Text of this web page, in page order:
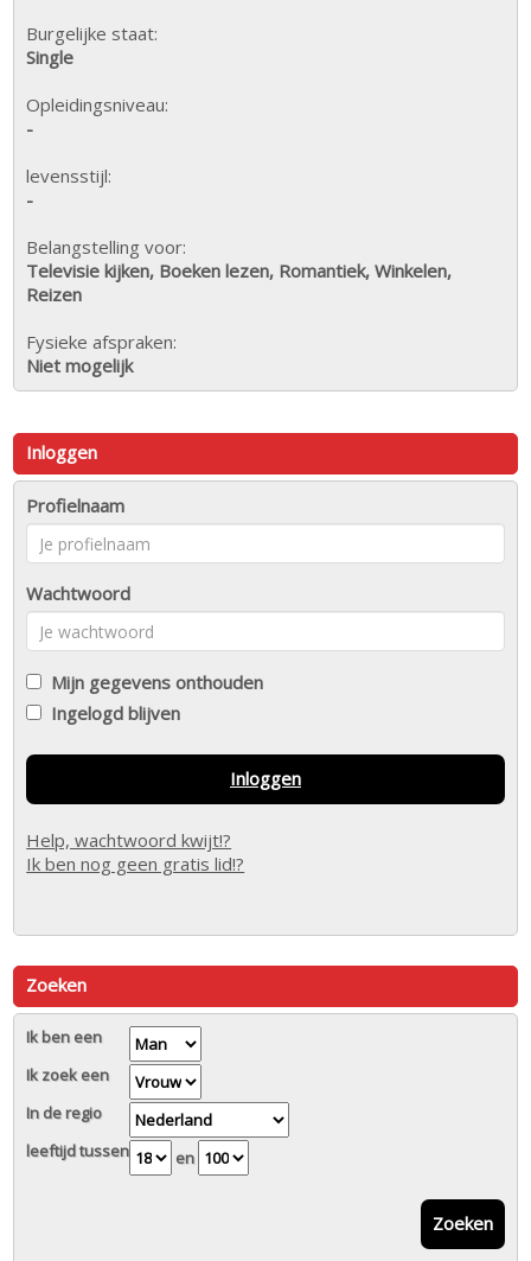
Burgelijke staat:
Single
Opleidingsniveau:
-
levensstijl:
-
Belangstelling voor:
Televisie kijken, Boeken lezen, Romantiek, Winkelen,
Reizen
Fysieke afspraken:
Niet mogelijk
Inloggen
Profielnaam
Wachtwoord
Mijn gegevens onthouden
Ingelogd blijven
Inloggen
Help, wachtwoord kwijt!?
Ik ben nog geen gratis lid!?
Zoeken
Ik ben een
Ik zoek een
In de regio
leeftijd tussen
en
Zoeken